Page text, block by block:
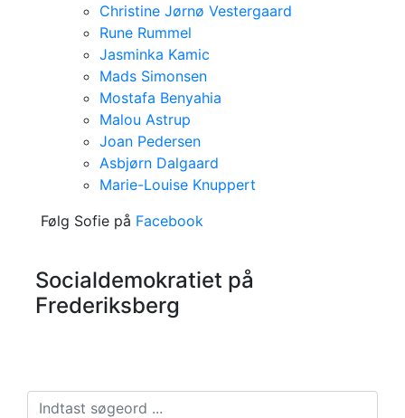
Christine Jørnø Vestergaard
Rune Rummel
Jasminka Kamic
Mads Simonsen
Mostafa Benyahia
Malou Astrup
Joan Pedersen
Asbjørn Dalgaard
Marie-Louise Knuppert
Følg Sofie på Facebook
Socialdemokratiet på
Frederiksberg